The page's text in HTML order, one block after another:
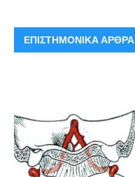
ΕΠΙΣΤΗΜΟΝΙΚΑ ΑΡΘΡΑ